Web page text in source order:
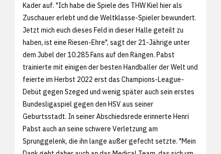
Kader auf. "Ich habe die Spiele des THW Kiel hier als
Zuschauer erlebt und die Weltklasse-Spieler bewundert.
Jetzt mich euch dieses Feld in dieser Halle geteilt zu
haben, ist eine Riesen-Ehre", sagt der 21-Jährige unter
dem Jubel der 10.285 Fans auf den Rängen. Pabst
trainierte mit einigen der besten Handballer der Welt und
feierte im Herbst 2022 erst das Champions-League-
Debüt gegen Szeged und wenig später auch sein erstes
Bundesligaspiel gegen den HSV aus seiner
Geburtsstadt. In seiner Abschiedsrede erinnerte Henri
Pabst auch an seine schwere Verletzung am
Sprunggelenk, die ihn lange außer gefecht setzte. "Mein